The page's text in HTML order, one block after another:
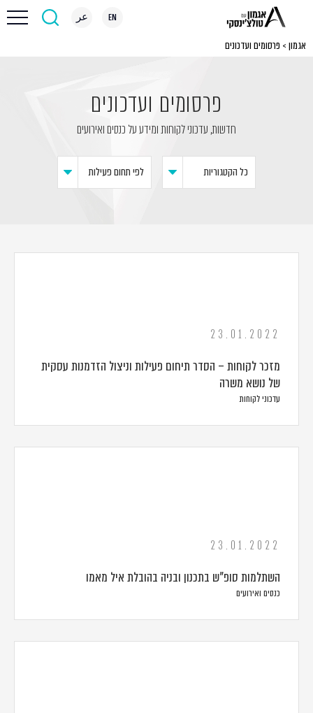
EN عر
אגמון > פרסומים ועדכונים
פרסומים ועדכונים
חדשות, עדכוני לקוחות ומידע על כנסים ואירועים
23.01.2022
מזכר לקוחות – הסדר תיחום פעילות וניצול הזדמנות עסקית
של נושא משרה
עדכוני לקוחות
23.01.2022
השתלמות סופ"ש בתכנון ובניה בהובלת איל מאמו
כנסים ואירועים